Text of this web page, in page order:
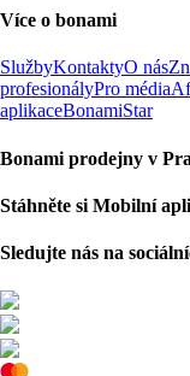
Více o bonami
SlužbyKontaktyO nás
profesionályPro média
aplikaceBonamiStar
Bonami prodejny v
Stáhněte si Mobilní
Sledujte nás na